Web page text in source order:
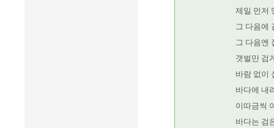
제일 먼저
그 다음에
그 다음엔
갯벌만 검
바람 없이
바다에 내
이따금씩
바다는 검